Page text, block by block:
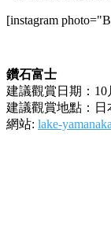
[instagram
鑽石富士
建議觀賞日期：10
建議觀賞地點：日
網站: lake-